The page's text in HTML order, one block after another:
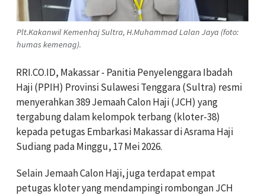
Plt.Kakanwil Kemenhaj Sultra, H.Muhammad Lalan Jaya (foto:
humas kemenag).
RRI.CO.ID, Makassar - Panitia Penyelenggara Ibadah
Haji (PPIH) Provinsi Sulawesi Tenggara (Sultra) resmi
menyerahkan 389 Jemaah Calon Haji (JCH) yang
tergabung dalam kelompok terbang (kloter-38)
kepada petugas EmbarkasiMakassar di Asrama Haji
Sudiang pada Minggu, 17 Mei 2026.
Selain Jemaah Calon Haji, juga terdapat empat
petugas kloter yang mendampingi rombongan JCH